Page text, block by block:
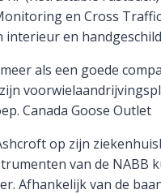
en Cross
en
als een goede
Canada Goose Outlet
op zijn
van de
Afhankelijk van de